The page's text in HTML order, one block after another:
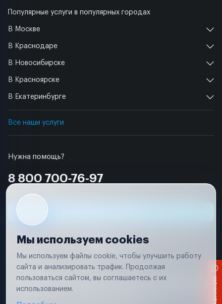
Нужна помощь?
8 800 700-76-97
Популярные услуги в популярных городах
В Москве
В Краснодаре
В Новосибирске
В Красноярске
В Екатеринбурге
Все наши услуги
Условия использования
Вся информация, представленная на сайте, носит исключительно
соответствии с положениями статьи 437 (п. 2) Гражданского кодекса
Мы используем cookies
Мы используем файлы cookie, чтобы улучшить работу
сайта и анализировать трафик. Продолжая
пользоваться сайтом, вы соглашаетесь с их
использованием.